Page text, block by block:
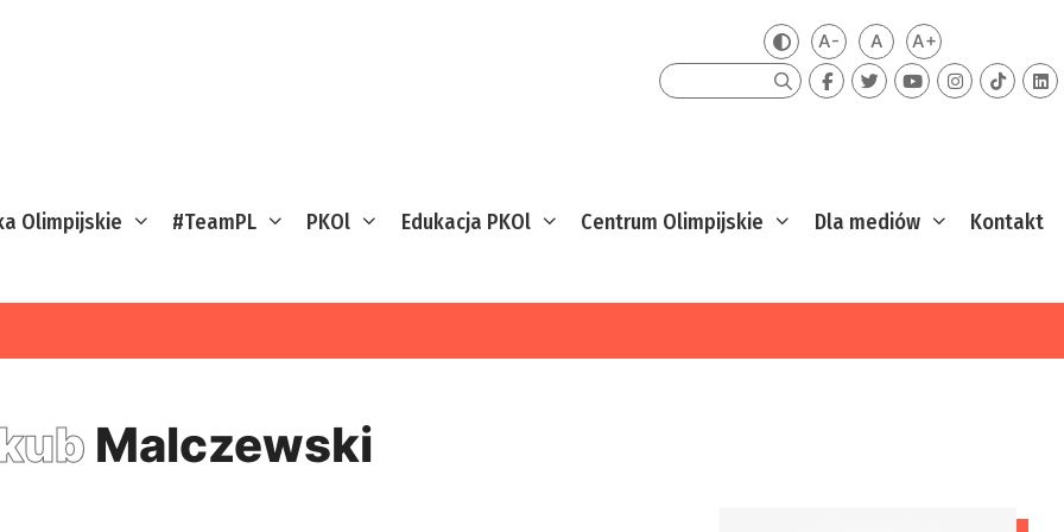
Zmień kontrast
A-Mniejsza czcionka
ADomyślna czcionka
A+Większa
Szukaj
Olimpijskie #TeamPL PKOl Edukacja PKOl Centrum Olimpijskie Dla mediów Kontakt
Malczewski